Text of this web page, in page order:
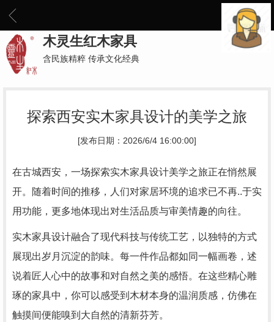
木灵生红木家具
含民族精粹 传承文化经典
探索西安实木家具设计的美学之旅
[发布日期：2026/6/4 16:00:00]
在古城西安，一场探索实木家具设计美学之旅正在悄然展
开。随着时间的推移，人们对家居环境的追求已不再..于实
用功能，更多地体现出对生活品质与审美情趣的向往。
实木家具设计融合了现代科技与传统工艺，以独特的方式
展现出岁月沉淀的韵味。每一件作品都如同一幅画卷，述
说着匠人心中的故事和对自然之美的感悟。在这些精心雕
琢的家具中，你可以感受到木材本身的温润质感，仿佛在
触摸间便能嗅到大自然的清新芬芳。